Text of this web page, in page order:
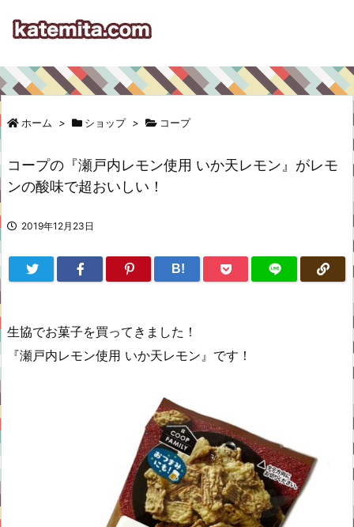
ホーム > ショップ > コープ
コープの『瀬戸内レモン使用 いか天レモン』がレモ
ンの酸味で超おいしい！
2019年12月23日
B!
生協でお菓子を買ってきました！
『瀬戸内レモン使用 いか天レモン』です！